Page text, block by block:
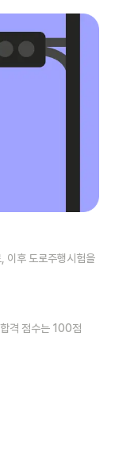
이후 도로주행시험을
격 점수는 100점